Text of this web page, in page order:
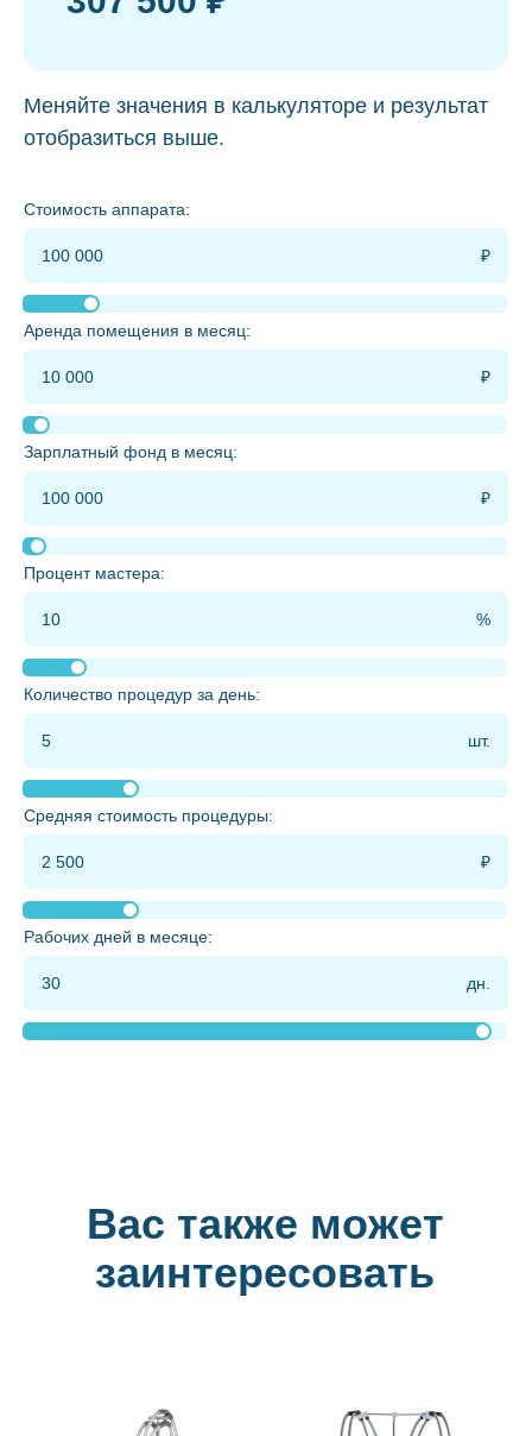
Стоимость аппарата:
Аренда помещения в месяц:
Зарплатный фонд в месяц:
Процент мастера:
Количество процедур за день:
Средняя стоимость процедуры:
Рабочих дней в месяце:
Меняйте значения в калькуляторе и результат
отобразиться выше.
Вас также может
заинтересовать